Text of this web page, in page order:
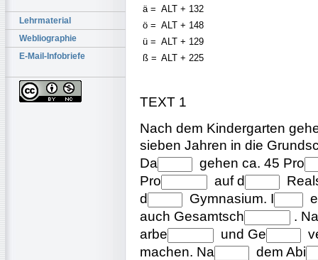
Lehrmaterial
Webliographie
E-Mail-Infobriefe
ä = ALT + 132
ö = ALT + 148
ü = ALT + 129
ß = ALT + 225
TEXT 1
Nach dem Kindergarten
sieben Jahren in die
Da
gehen ca. 45 Pro
Pro
aufd
d
Gymnasium. I
auch Gesamtsch
.
arbe
und Ge
machen. Na dem Abi